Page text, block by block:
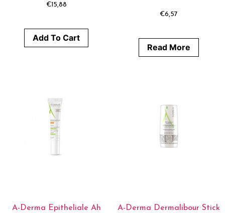
€15,88
Add To Cart
€6,57
Read More
A-Derma Epitheliale Ah
A-Derma Dermalibour Stick